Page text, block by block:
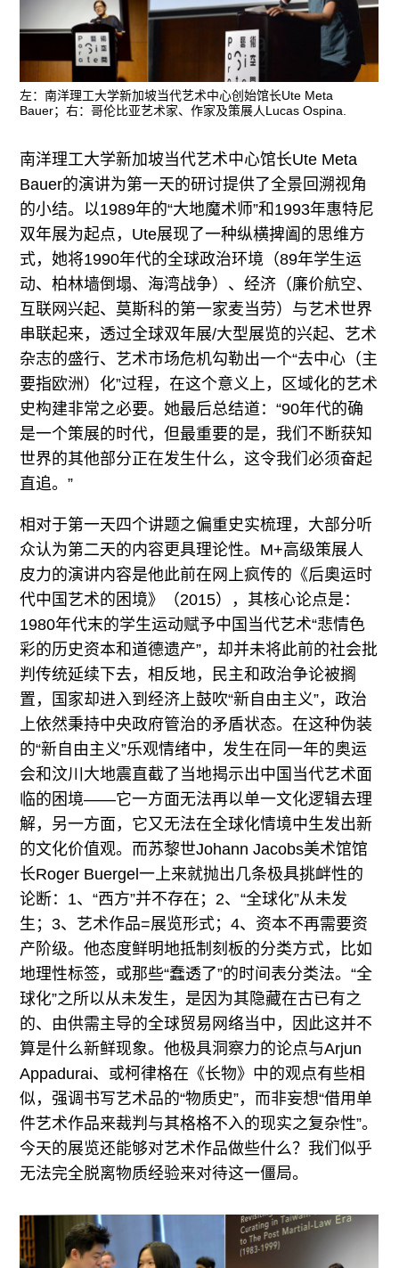
左：南洋理工大学新加坡当代艺术中心创始馆长Ute Meta
Bauer；右：哥伦比亚艺术家、作家及策展人Lucas Ospina.
南洋理工大学新加坡当代艺术中心馆长Ute Meta
Bauer的演讲为第一天的研讨提供了全景回溯视角
的小结。以1989年的“大地魔术师”和1993年惠特尼
双年展为起点，Ute展现了一种纵横捭阖的思维方
式，她将1990年代的全球政治环境（89年学生运
动、柏林墙倒塌、海湾战争）、经济（廉价航空、
互联网兴起、莫斯科的第一家麦当劳）与艺术世界
串联起来，透过全球双年展/大型展览的兴起、艺术
杂志的盛行、艺术市场危机勾勒出一个“去中心（主
要指欧洲）化”过程，在这个意义上，区域化的艺术
史构建非常之必要。她最后总结道：“90年代的确
是一个策展的时代，但最重要的是，我们不断获知
世界的其他部分正在发生什么，这令我们必须奋起
直追。”
相对于第一天四个讲题之偏重史实梳理，大部分听
众认为第二天的内容更具理论性。M+高级策展人
皮力的演讲内容是他此前在网上疯传的《后奧运时
代中国艺术的困境》（2015），其核心论点是：
1980年代末的学生运动赋予中国当代艺术“悲情色
彩的历史资本和道德遗产”，却并未将此前的社会批
判传统延续下去，相反地，民主和政治争论被搁
置，国家却进入到经济上鼓吹“新自由主义”，政治
上依然秉持中央政府管治的矛盾状态。在这种伪装
的“新自由主义”乐观情绪中，发生在同一年的奥运
会和汶川大地震直截了当地揭示出中国当代艺术面
临的困境——它一方面无法再以单一文化逻辑去理
解，另一方面，它又无法在全球化情境中生发出新
的文化价值观。而苏黎世Johann Jacobs美术馆馆
长Roger Buergel一上来就抛出几条极具挑衅性的
论断：1、“西方”并不存在；2、“全球化”从未发
生；3、艺术作品=展览形式；4、资本不再需要资
产阶级。他态度鲜明地抵制刻板的分类方式，比如
地理性标签，或那些“蠢透了”的时间表分类法。“全
球化”之所以从未发生，是因为其隐藏在古已有之
的、由供需主导的全球贸易网络当中，因此这并不
算是什么新鲜现象。他极具洞察力的论点与Arjun
Appadurai、或柯律格在《长物》中的观点有些相
似，强调书写艺术品的“物质史”，而非妄想“借用单
件艺术作品来裁判与其格格不入的现实之复杂性”。
今天的展览还能够对艺术作品做些什么？我们似乎
无法完全脱离物质经验来对待这一僵局。